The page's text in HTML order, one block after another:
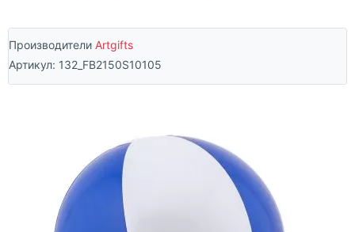
Производители Artgifts
Артикул: 132_FB2150S10105